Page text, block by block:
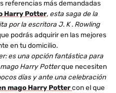
referencias más demandadas
Harry Potter, esta saga de la
por la escritora J. K . Rowling
podrás adquirir en las mejores
en tu domicilio.
es una opción fantástica para
Harry Potterque necesiten
días y ante una celebración
mago Harry Pottercon el que